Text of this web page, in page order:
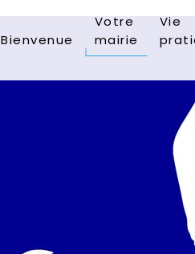
Bienvenue
Votre
mairie
Vie